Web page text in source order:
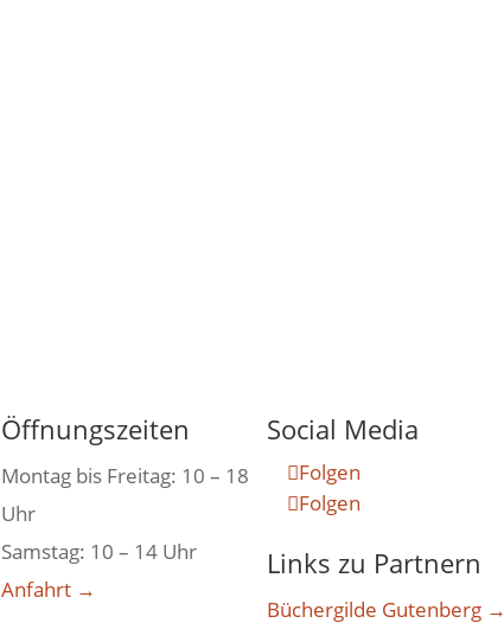
Öffnungszeiten
Montag bis Freitag: 10 – 18
Uhr
Samstag: 10 – 14 Uhr
Anfahrt →
Social Media
Folgen
Folgen
Links zu Partnern
Büchergilde Gutenberg →